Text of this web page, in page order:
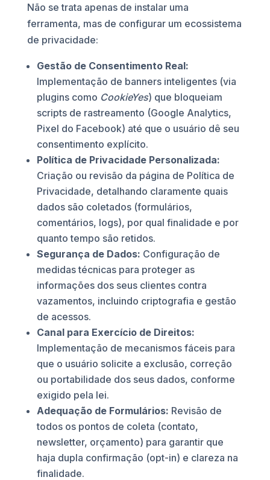
Não se trata apenas de instalar uma
ferramenta, mas de configurar um ecossistema
de privacidade:
Gestão de Consentimento Real:
Implementação de banners inteligentes (via
plugins como CookieYes) que bloqueiam
scripts de rastreamento (Google Analytics,
Pixel do Facebook) até que o usuário dê seu
consentimento explícito.
Política de Privacidade Personalizada:
Criação ou revisão da página de Política de
Privacidade, detalhando claramente quais
dados são coletados (formulários,
comentários, logs), por qual finalidade e por
quanto tempo são retidos.
Segurança de Dados: Configuração de
medidas técnicas para proteger as
informações dos seus clientes contra
vazamentos, incluindo criptografia e gestão
de acessos.
Canal para Exercício de Direitos:
Implementação de mecanismos fáceis para
que o usuário solicite a exclusão, correção
ou portabilidade dos seus dados, conforme
exigido pela lei.
Adequação de Formulários: Revisão de
todos os pontos de coleta (contato,
newsletter, orçamento) para garantir que
haja dupla confirmação (opt-in) e clareza na
finalidade.